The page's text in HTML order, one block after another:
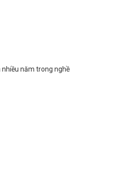
nhiều năm trong nghề